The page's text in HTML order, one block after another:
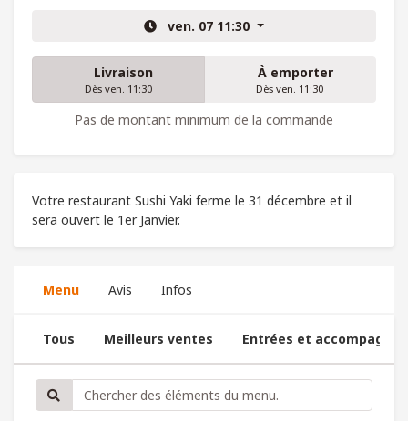
ven. 07 11:30
Livraison
Dès ven. 11:30
À emporter
Dès ven. 11:30
Pas de montant minimum de la commande
Votre restaurant Sushi Yaki ferme le 31 décembre et il
sera ouvert le 1er Janvier.
Menu Avis Infos
Tous Meilleurs ventes Entrées et